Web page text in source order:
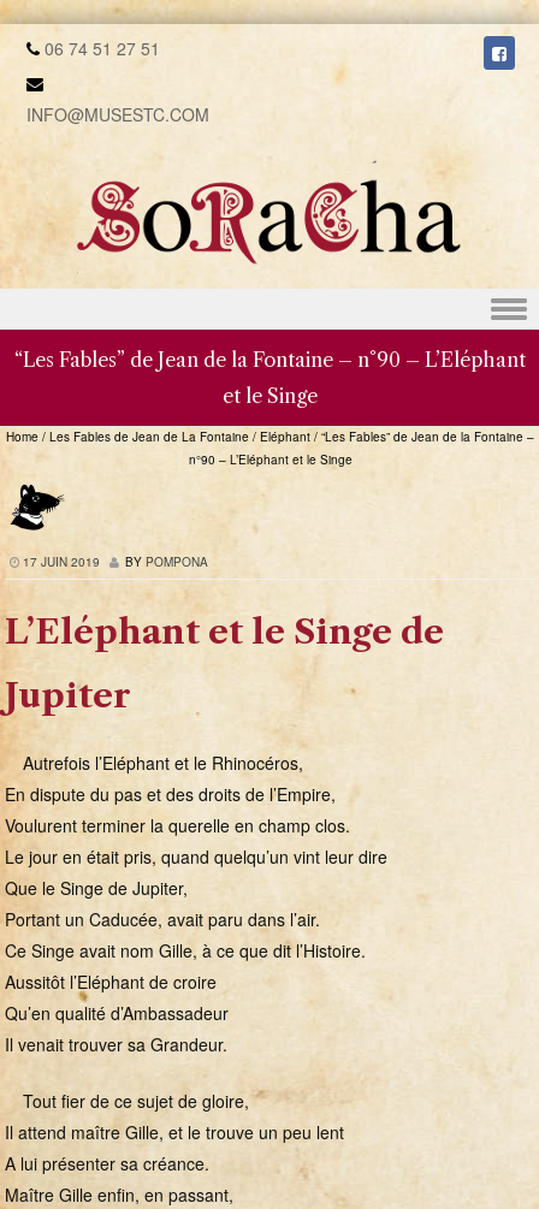
06 74 51 27 51
INFO@MUSESTC.COM
Skip to content
“Les Fables” de Jean de la Fontaine – n°90 – L’Eléphant
et le Singe
Home /Les Fables de Jean de La Fontaine /Eléphant /“Les Fables” de Jean de la Fontaine –
n°90 – L’Eléphant et le Singe
17 JUIN 2019 BY POMPONA
L’Eléphant et le Singe de
Jupiter
Autrefois l’Eléphant et le Rhinocéros,
En dispute du pas et des droits de l’Empire,
Voulurent terminer la querelle en champ clos.
Le jour en était pris, quand quelqu’un vint leur dire
Que le Singe de Jupiter,
Portant un Caducée, avait paru dans l’air.
Ce Singe avait nom Gille, à ce que dit l’Histoire.
Aussitôt l’Eléphant de croire
Qu’en qualité d’Ambassadeur
Il venait trouver sa Grandeur.
Tout fier de ce sujet de gloire,
Il attend maître Gille, et le trouve un peu lent
A lui présenter sa créance.
Maître Gille enfin, en passant,